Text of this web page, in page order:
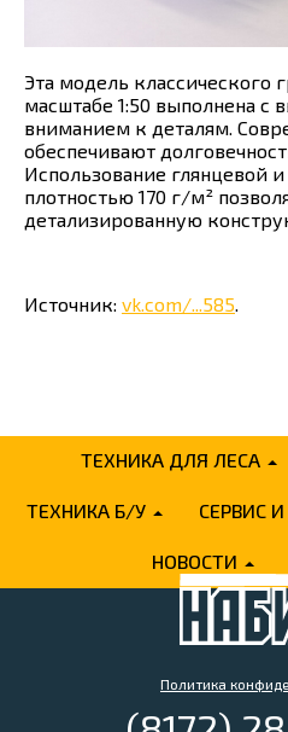
Эта модель классического
масштабе 1:50 выполнена с
вниманием к деталям.
обеспечивают
Использование глянцевой
плотностью 170 г/м²
детализированную
Источник: vk.com/...585.
ТЕХНИКА ДЛЯ ЛЕСА
ТЕХНИКА Б/У СЕРВИС
НОВОСТИ
Политика